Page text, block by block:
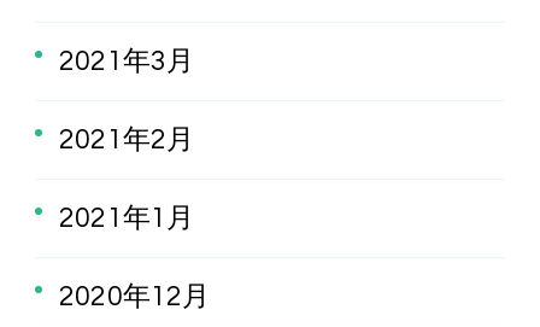
2021年3月
2021年2月
2021年1月
2020年12月